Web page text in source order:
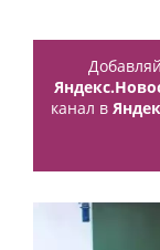
канал в